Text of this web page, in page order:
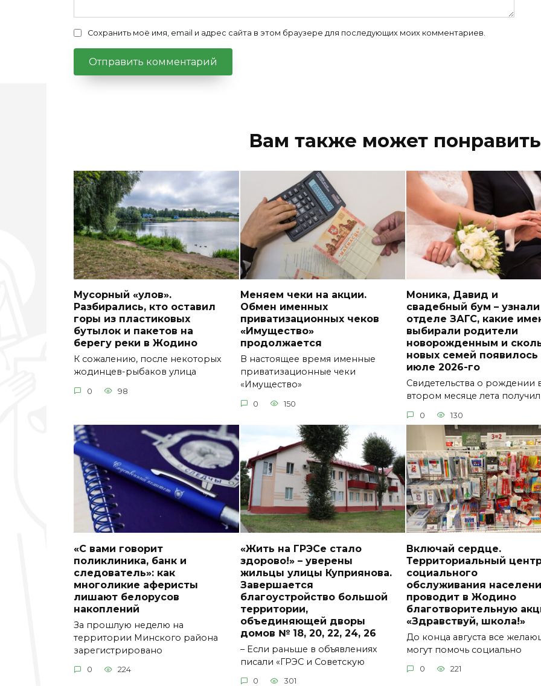
Сохранить моё имя, email и адрес сайта в этом браузере для последующих моих комментариев.
Вам также может
Мусорный «улов».
Разбирались, кто оставил
горы из пластиковых
бутылок и пакетов на
берегу реки в Жодино
К сожалению, после некоторых
жодинцев-рыбаков улица
0 98
Меняем чеки на акции.
Обмен именных
приватизационных чеков
«Имущество»
продолжается
В настоящее время именные
приватизационные чеки
«Имущество»
0 150
Моника, Давид и
свадебный бум –
отделе ЗАГС, какие
выбирали родители
новорожденным и
новых семей появилось
июле 2026-го
Свидетельства о рождении
втором месяце лета
0 130
«С вами говорит
поликлиника, банк и
следователь»: как
многоликие аферисты
лишают белорусов
накоплений
За прошлую неделю на
территории Минского района
зарегистрировано
0 224
«Жить на ГРЭСе стало
здорово!» – уверены
жильцы улицы Куприянова.
Завершается
благоустройство большой
территории,
объединяющей дворы
домов № 18, 20, 22, 24, 26
– Если раньше в объявлениях
писали «ГРЭС и Советскую
0 301
Включай сердце.
Территориальный
социального
обслуживания
проводит в Жодино
благотворительную
«Здравствуй, школа!»
До конца августа все
могут помочь социально
0 221